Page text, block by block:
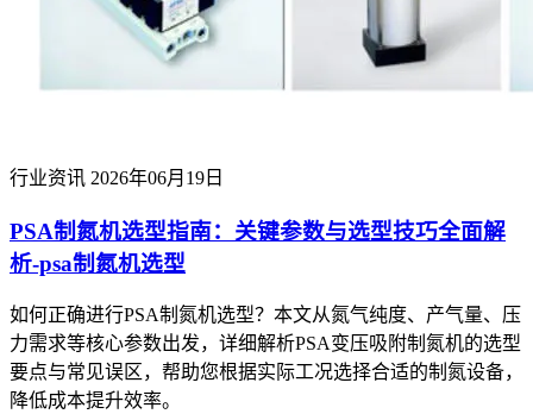
行业资讯 2026年06月19日
PSA制氮机选型指南：关键参数与选型技巧全面解
析-psa制氮机选型
如何正确进行PSA制氮机选型？本文从氮气纯度、产气量、压
力需求等核心参数出发，详细解析PSA变压吸附制氮机的选型
要点与常见误区，帮助您根据实际工况选择合适的制氮设备，
降低成本提升效率。